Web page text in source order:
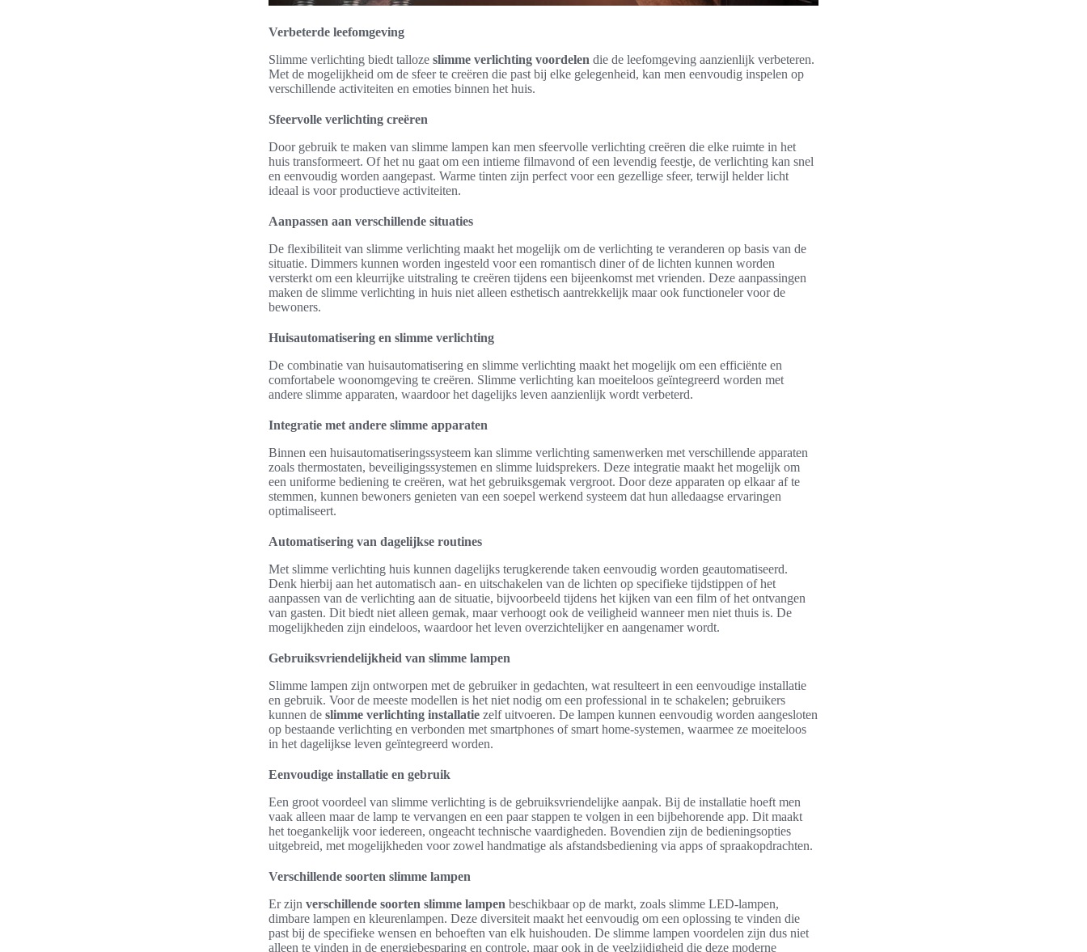
Verbeterde leefomgeving
Slimme verlichting biedt talloze slimme verlichting voordelen die de leefomgeving aanzienlijk verbeteren.
Met de mogelijkheid om de sfeer te creëren die past bij elke gelegenheid, kan men eenvoudig inspelen op
verschillende activiteiten en emoties binnen het huis.
Sfeervolle verlichting creëren
Door gebruik te maken van slimme lampen kan men sfeervolle verlichting creëren die elke ruimte in het
huis transformeert. Of het nu gaat om een intieme filmavond of een levendig feestje, de verlichting kan snel
en eenvoudig worden aangepast. Warme tinten zijn perfect voor een gezellige sfeer, terwijl helder licht
ideaal is voor productieve activiteiten.
Aanpassen aan verschillende situaties
De flexibiliteit van slimme verlichting maakt het mogelijk om de verlichting te veranderen op basis van de
situatie. Dimmers kunnen worden ingesteld voor een romantisch diner of de lichten kunnen worden
versterkt om een kleurrijke uitstraling te creëren tijdens een bijeenkomst met vrienden. Deze aanpassingen
maken de slimme verlichting in huis niet alleen esthetisch aantrekkelijk maar ook functioneler voor de
bewoners.
Huisautomatisering en slimme verlichting
De combinatie van huisautomatisering en slimme verlichting maakt het mogelijk om een efficiënte en
comfortabele woonomgeving te creëren. Slimme verlichting kan moeiteloos geïntegreerd worden met
andere slimme apparaten, waardoor het dagelijks leven aanzienlijk wordt verbeterd.
Integratie met andere slimme apparaten
Binnen een huisautomatiseringssysteem kan slimme verlichting samenwerken met verschillende apparaten
zoals thermostaten, beveiligingssystemen en slimme luidsprekers. Deze integratie maakt het mogelijk om
een uniforme bediening te creëren, wat het gebruiksgemak vergroot. Door deze apparaten op elkaar af te
stemmen, kunnen bewoners genieten van een soepel werkend systeem dat hun alledaagse ervaringen
optimaliseert.
Automatisering van dagelijkse routines
Met slimme verlichting huis kunnen dagelijks terugkerende taken eenvoudig worden geautomatiseerd.
Denk hierbij aan het automatisch aan- en uitschakelen van de lichten op specifieke tijdstippen of het
aanpassen van de verlichting aan de situatie, bijvoorbeeld tijdens het kijken van een film of het ontvangen
van gasten. Dit biedt niet alleen gemak, maar verhoogt ook de veiligheid wanneer men niet thuis is. De
mogelijkheden zijn eindeloos, waardoor het leven overzichtelijker en aangenamer wordt.
Gebruiksvriendelijkheid van slimme lampen
Slimme lampen zijn ontworpen met de gebruiker in gedachten, wat resulteert in een eenvoudige installatie
en gebruik. Voor de meeste modellen is het niet nodig om een professional in te schakelen; gebruikers
kunnen de slimme verlichting installatie zelf uitvoeren. De lampen kunnen eenvoudig worden aangesloten
op bestaande verlichting en verbonden met smartphones of smart home-systemen, waarmee ze moeiteloos
in het dagelijkse leven geïntegreerd worden.
Eenvoudige installatie en gebruik
Een groot voordeel van slimme verlichting is de gebruiksvriendelijke aanpak. Bij de installatie hoeft men
vaak alleen maar de lamp te vervangen en een paar stappen te volgen in een bijbehorende app. Dit maakt
het toegankelijk voor iedereen, ongeacht technische vaardigheden. Bovendien zijn de bedieningsopties
uitgebreid, met mogelijkheden voor zowel handmatige als afstandsbediening via apps of spraakopdrachten.
Verschillende soorten slimme lampen
Er zijn verschillende soorten slimme lampen beschikbaar op de markt, zoals slimme LED-lampen,
dimbare lampen en kleurenlampen. Deze diversiteit maakt het eenvoudig om een oplossing te vinden die
past bij de specifieke wensen en behoeften van elk huishouden. De slimme lampen voordelen zijn dus niet
alleen te vinden in de energiebesparing en controle, maar ook in de veelzijdigheid die deze moderne